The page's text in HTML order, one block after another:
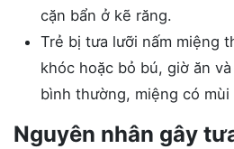
cặn bẩn ở kẽ răng.
Trẻ bị tưa lưỡi nấm miệng
khóc hoặc bỏ bú, giờ ăn
bình thường, miệng có mùi
Nguyên nhân gây